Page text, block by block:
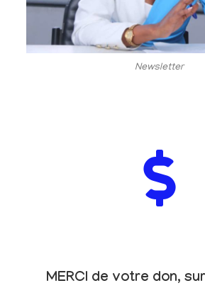
Newsletter
MERCI de votre don,